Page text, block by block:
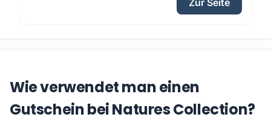
Zur Seite
Wie verwendet man einen
Gutschein bei Natures Collection?